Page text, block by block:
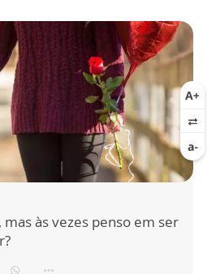
às vezes penso em ser